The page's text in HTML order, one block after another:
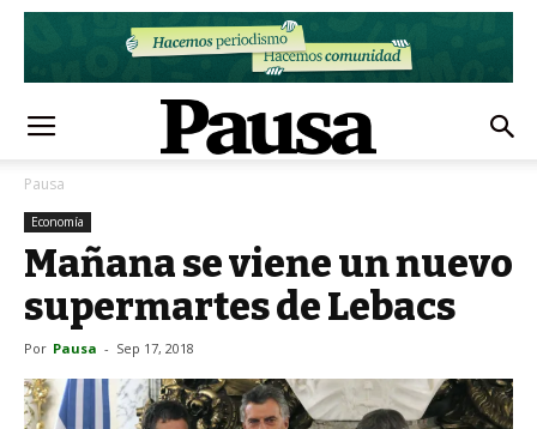
Pausa
Economía
Mañana se viene un nuevo
supermartes de Lebacs
Por Pausa - Sep 17, 2018